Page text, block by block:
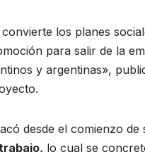
los planes
para salir de la
y argentinas»,
desde el comienzo de
lo cual se